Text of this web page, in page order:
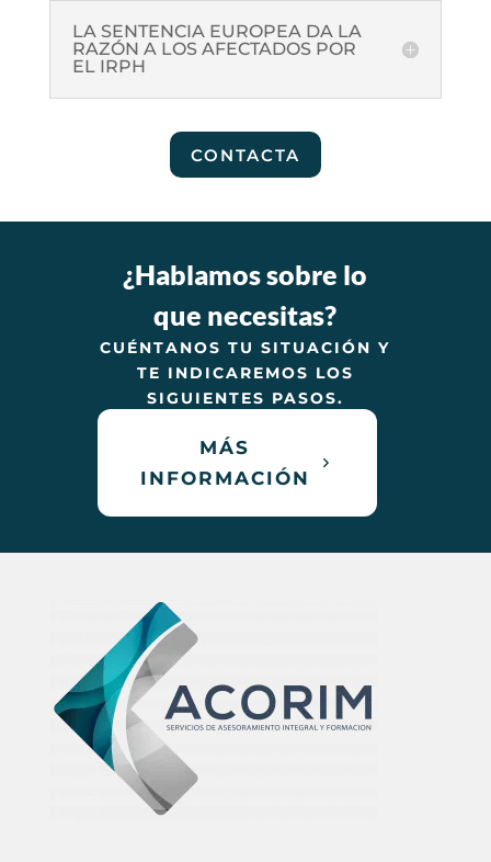
LA SENTENCIA EUROPEA DA LA
RAZÓN A LOS AFECTADOS POR
EL IRPH
CONTACTA
¿Hablamos sobre lo
que necesitas?
CUÉNTANOS TU SITUACIÓN Y
TE INDICAREMOS LOS
SIGUIENTES PASOS.
MÁS
INFORMACIÓN